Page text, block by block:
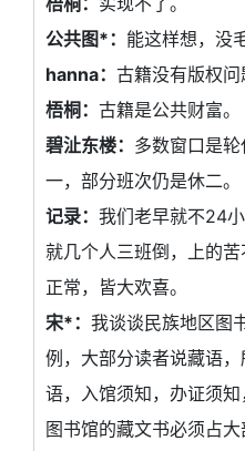
公共图*： 能这样想，没
hanna： 古籍没有版权问
梧桐： 古籍是公共财富。
碧沚东楼： 多数窗口是
一，部分班次仍是休二。
记录： 我们老早就不24
就几个人三班倒，上的
正常，皆大欢喜。
宋*： 我谈谈民族地区图
例，大部分读者说藏语
语，入馆须知，办证须知
图书馆的藏文书必须占